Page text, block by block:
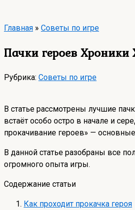
Главная » Советы по игре
Пачки героев
Рубрика: Советы по игре
В статье рассмотрены лучшие
встаёт особо остро в начале и
прокачивание героев» —
В данной статье разобраны все
огромного опыта игры.
Содержание статьи
Как проходит прокачка героя